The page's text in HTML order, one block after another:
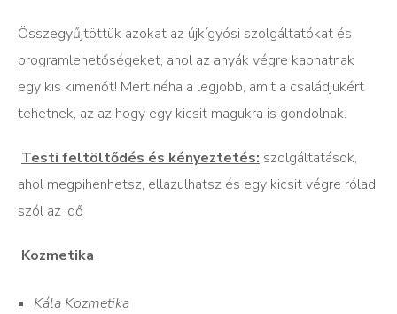
Összegyűjtöttük azokat az újkígyósi szolgáltatókat és
programlehetőségeket, ahol az anyák végre kaphatnak
egy kis kimenőt! Mert néha a legjobb, amit a családjukért
tehetnek, az az hogy egy kicsit magukra is gondolnak.
Testi feltöltődés és kényeztetés: szolgáltatások,
ahol megpihenhetsz, ellazulhatsz és egy kicsit végre rólad
szól az idő
Kozmetika
Kála Kozmetika